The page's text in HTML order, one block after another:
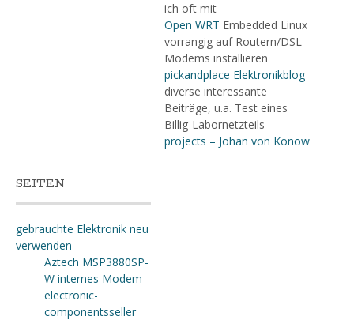
ich oft mit
Open WRT Embedded Linux
vorrangig auf Routern/DSL-
Modems installieren
pickandplace Elektronikblog
diverse interessante
Beiträge, u.a. Test eines
Billig-Labornetzteils
projects – Johan von Konow
SEITEN
gebrauchte Elektronik neu
verwenden
Aztech MSP3880SP-
W internes Modem
electronic-
componentsseller